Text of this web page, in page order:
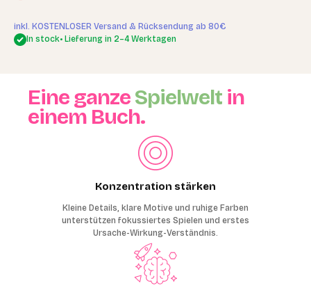
inkl. KOSTENLOSER Versand & Rücksendung ab 80€
In stock• Lieferung in 2–4 Werktagen
Eine ganzeSpielwelt in
einem Buch.
Konzentration stärken
Kleine Details, klare Motive und ruhige Farben
unterstützen fokussiertes Spielen und erstes
Ursache-Wirkung-Verständnis.